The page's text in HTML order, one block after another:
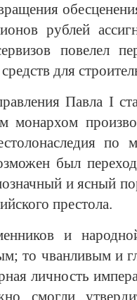
рублей
повелел
для
Павла I
монархом
был
и ясный
престола.
и
то чванливым и
личность
смогли